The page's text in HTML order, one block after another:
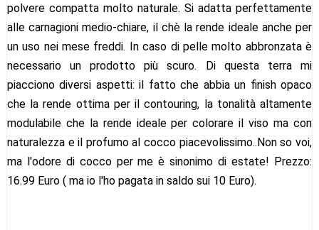
polvere compatta molto naturale. Si adatta perfettamente
alle carnagioni medio-chiare, il chè la rende ideale anche per
un uso nei mese freddi. In caso di pelle molto abbronzata è
necessario un prodotto più scuro. Di questa terra mi
piacciono diversi aspetti: il fatto che abbia un finish opaco
che la rende ottima per il contouring, la tonalità altamente
modulabile che la rende ideale per colorare il viso ma con
naturalezza e il profumo al cocco piacevolissimo..Non so voi,
ma l'odore di cocco per me è sinonimo di estate! Prezzo:
16.99 Euro ( ma io l'ho pagata in saldo sui 10 Euro).